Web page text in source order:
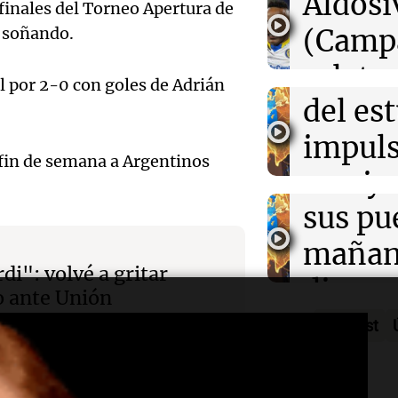
del Torneo Apertura de
2-0 con goles de Adrián
de semana a Argentinos
volvé a gritar
ante Unión
el tiempo este
Deportes
Episodios
relato
Greco
Deportes
Episodios
del
Villa
Panorama
Episodios
Audio.
la
sus
Audio.
María
Audio.
Podcast